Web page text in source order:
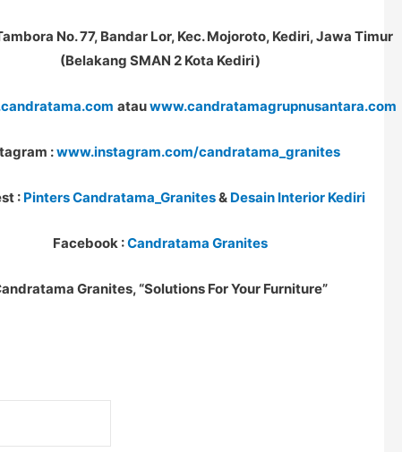
No. 77, Bandar Lor, Kec. Mojoroto, Kediri, Jawa Timur
(Belakang SMAN 2 Kota Kediri)
atauwww.candratamagrupnusantara.com
:www.instagram.com/candratama_granites
: Pinters Candratama_Granites& Desain Interior Kediri
Facebook :Candratama Granites
Granites, “Solutions For Your Furniture”